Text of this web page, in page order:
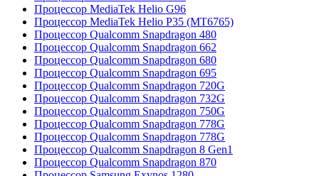
Процессор MediaTek Helio G96
Процессор MediaTek Helio P35 (MT6765)
Процессор Qualcomm Snapdragon 480
Процессор Qualcomm Snapdragon 662
Процессор Qualcomm Snapdragon 680
Процессор Qualcomm Snapdragon 695
Процессор Qualcomm Snapdragon 720G
Процессор Qualcomm Snapdragon 732G
Процессор Qualcomm Snapdragon 750G
Процессор Qualcomm Snapdragon 778G
Процессор Qualcomm Snapdragon 778G
Процессор Qualcomm Snapdragon 8 Gen1
Процессор Qualcomm Snapdragon 870